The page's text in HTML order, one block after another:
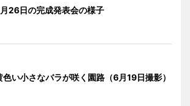
26日の完成発表会の様子
色い小さなバラが咲く園路（6月19日撮影）